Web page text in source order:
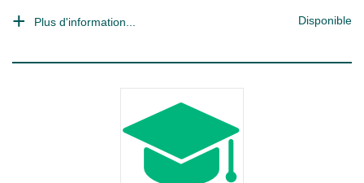
Plus d'information... Disponible